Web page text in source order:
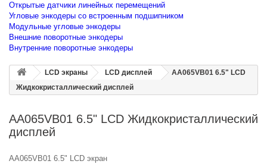
Открытые датчики линейных перемещений
Угловые энкодеры со встроенным подшипником
Модульные угловые энкодеры
Внешние поворотные энкодеры
Внутренние поворотные энкодеры
LCD экраны LCD дисплей
AA065VB01 6.5" LCD
Жидкокристаллический дисплей
AA065VB01 6.5" LCD Жидкокристаллический
дисплей
AA065VB01 6.5" LCD экран